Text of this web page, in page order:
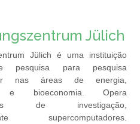
Jülich
Jülich é uma instituição
pesquisa para pesquisa
nas áreas de energia,
e bioeconomia. Opera
de investigação,
supercomputadores.